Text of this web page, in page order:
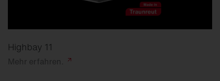
Highbay 11
Mehr erfahren.